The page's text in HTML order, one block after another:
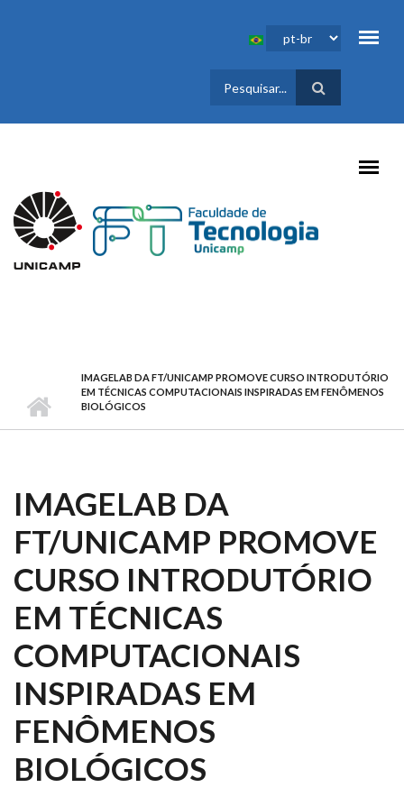
FORMULÁRIO
DE BUSCA
IMAGELAB DA FT/UNICAMP PROMOVE CURSO INTRODUTÓRIO
EM TÉCNICAS COMPUTACIONAIS INSPIRADAS EM FENÔMENOS
BIOLÓGICOS
IMAGELAB DA
FT/UNICAMP PROMOVE
CURSO INTRODUTÓRIO
EM TÉCNICAS
COMPUTACIONAIS
INSPIRADAS EM
FENÔMENOS
BIOLÓGICOS